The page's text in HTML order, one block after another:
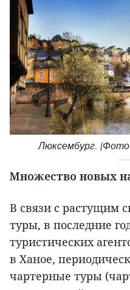
Люксембург.
Множество новых
В связи с растущим
туры, в последние
туристических
в Ханое,
чартерные туры